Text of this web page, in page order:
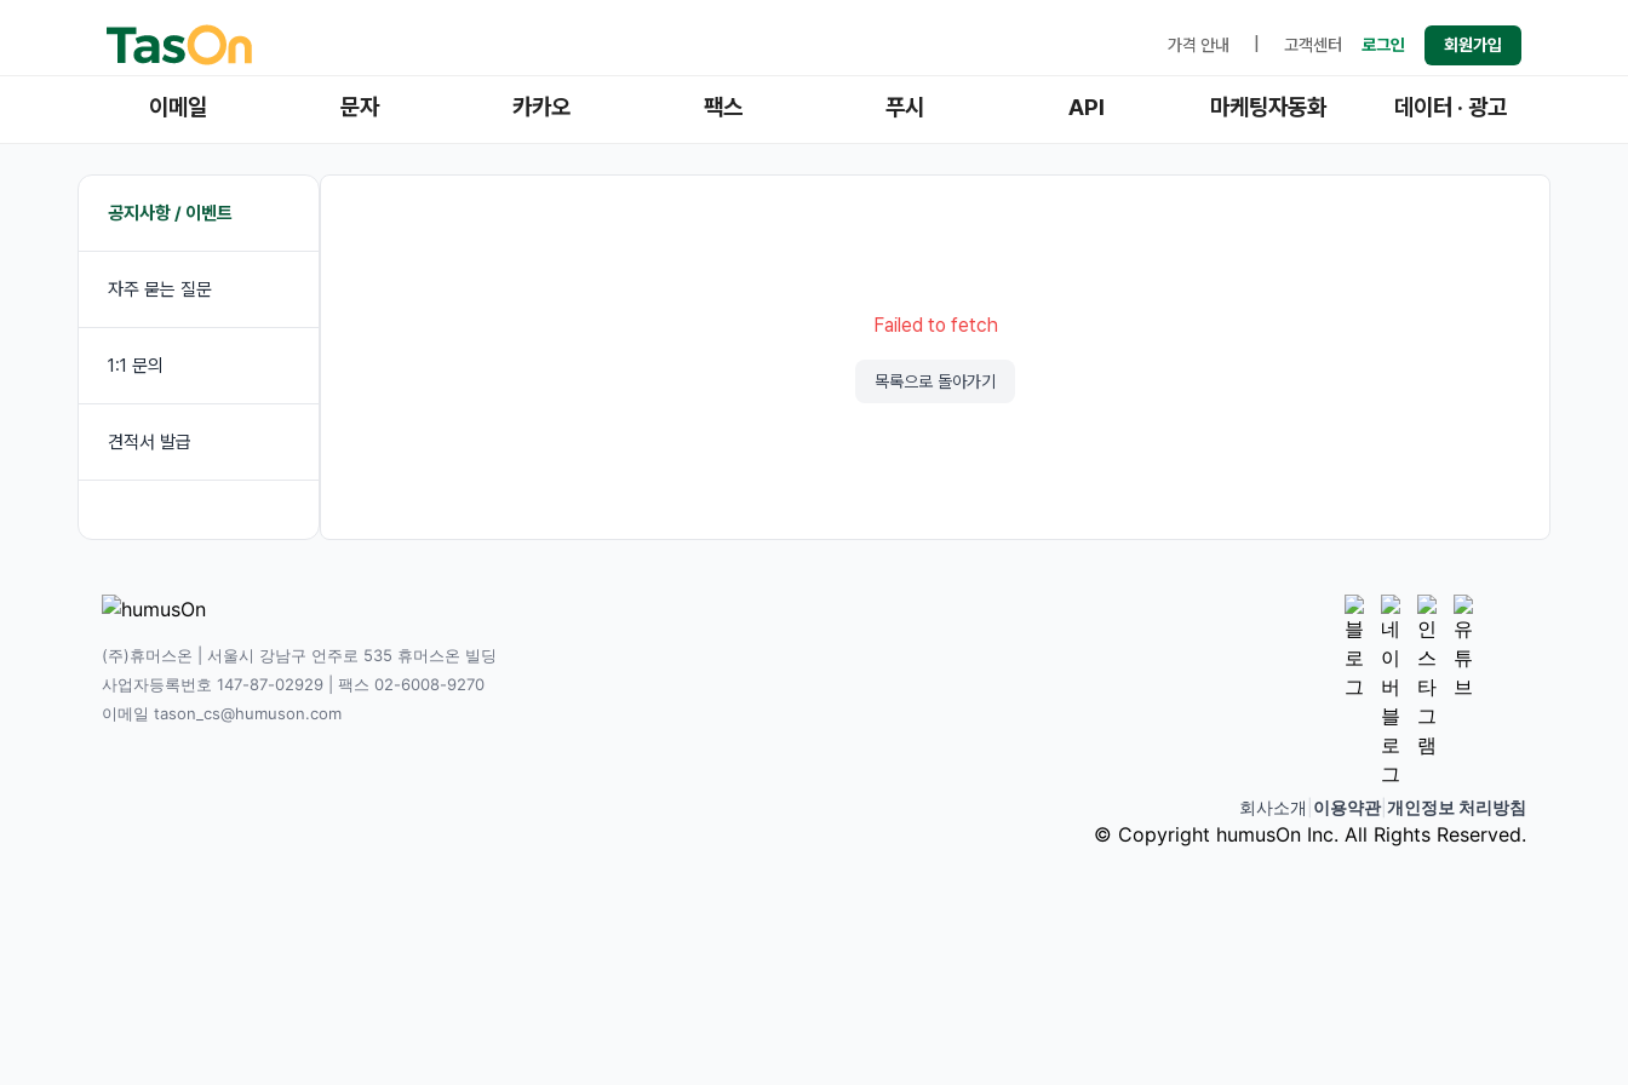
가격 안내 고객센터 로그인 회원가입
이메일 문자 카카오 팩스 푸시 API 마케팅자동화 데이터 · 광고
공지사항 / 이벤트
자주 묻는 질문
1:1 문의
견적서 발급
Failed to fetch
목록으로 돌아가기
(주)휴머스온 | 서울시 강남구 언주로 535 휴머스온 빌딩
사업자등록번호 147-87-02929 | 팩스 02-6008-9270
이메일 tason_cs@humuson.com
회사소개 이용약관| 개인정보 처리방침
© Copyright humusOn Inc. All Rights Reserved.